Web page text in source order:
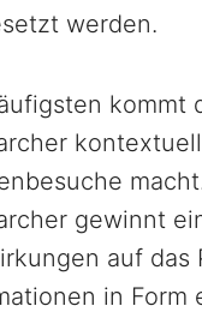
werden.
kommt
gewinnt
auf
in Form